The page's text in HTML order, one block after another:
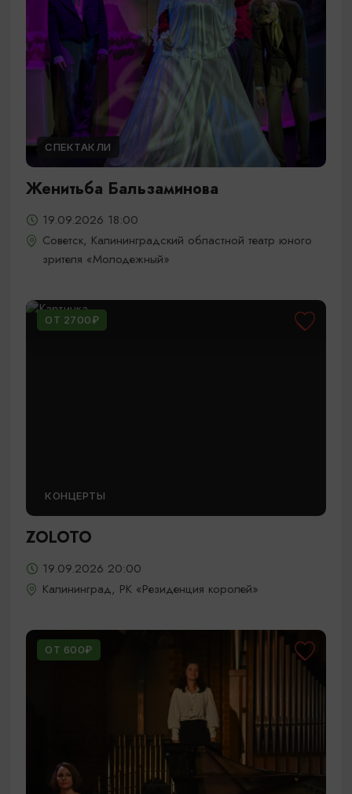
СПЕКТАКЛИ
Женитьба Бальзаминова
19.09.2026 18:00
Советск, Калининградский областной театр юного
зрителя «Молодежный»
ОТ 2700₽
КОНЦЕРТЫ
ZOLOTO
19.09.2026 20:00
Калининград, РК «Резиденция королей»
ОТ 600₽